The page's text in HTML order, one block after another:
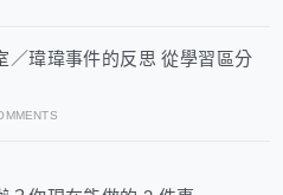
／瑋瑋事件的反思 從學習區分